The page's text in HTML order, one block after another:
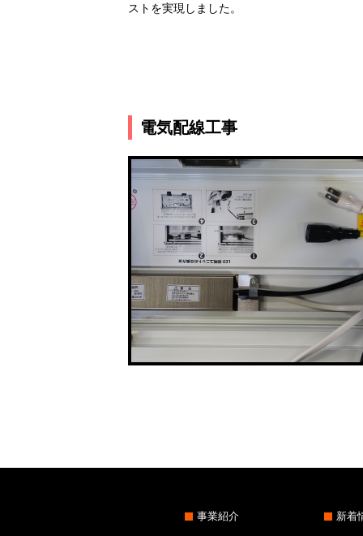
ストを実現しました。
電気配線工事
事業紹介 新着